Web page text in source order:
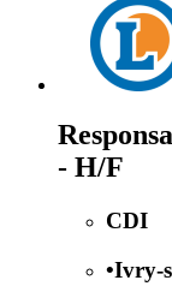
- H/F
CDI
•Ivry-